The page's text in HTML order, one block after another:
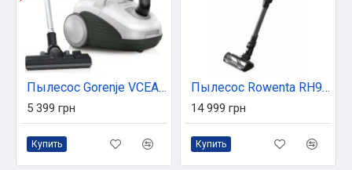
Пылесос Gorenje VCEA 21 GLW (VCEA21GLW)
5 399 грн
Купить
Пылесос Rowenta RH9L42WO
14 999 грн
Купить